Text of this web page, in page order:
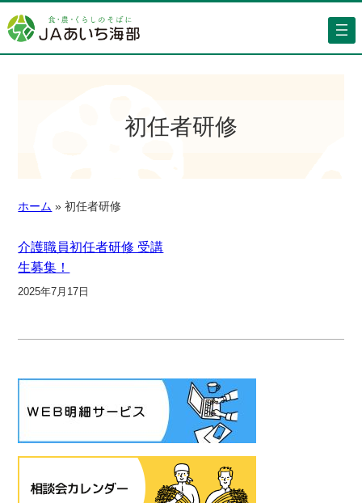
初任者研修
ホーム » 初任者研修
介護職員初任者研修 受講
生募集！
2025年7月17日